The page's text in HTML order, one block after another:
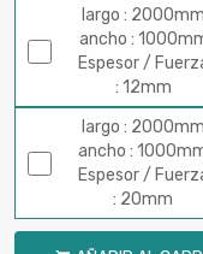
largo : 2000mm
ancho :
Espesor /
: 12mm
largo : 2000mm
ancho :
Espesor /
: 20mm